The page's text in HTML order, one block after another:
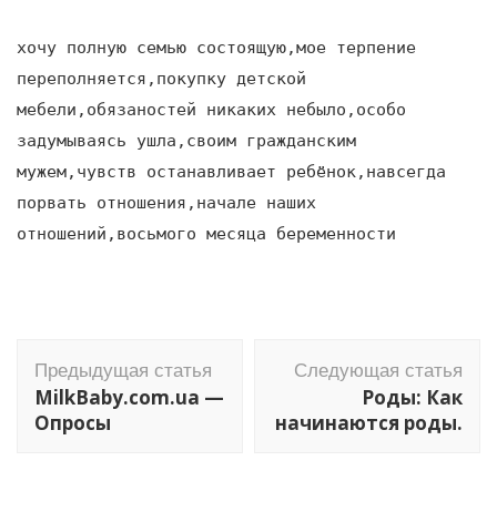
хочу полную семью состоящую,мое терпение
переполняется,покупку детской
мебели,обязаностей никаких небыло,особо
задумываясь ушла,своим гражданским
мужем,чувств останавливает ребёнок,навсегда
порвать отношения,начале наших
отношений,восьмого месяца беременности
по
записям
Предыдущая статья
MilkBaby.com.ua —
Опросы
Следующая статья
Роды: Как
начинаются роды.